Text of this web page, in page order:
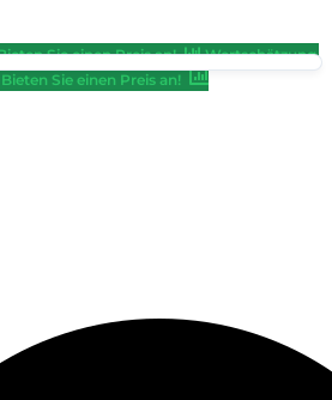
Sie einen Preis an!
Wertschätzung
Bieten Sie einen Preis an!